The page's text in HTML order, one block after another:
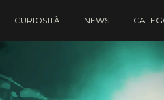
CURIOSITÀ NEWS